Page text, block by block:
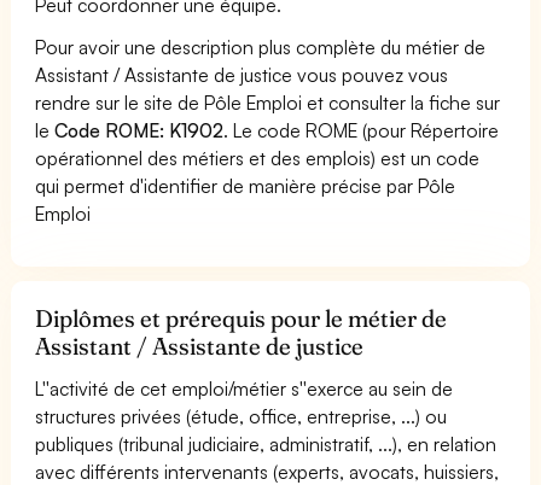
Pour avoir une description plus complète du métier de
Assistant / Assistante de justice vous pouvez vous
rendre sur le site de Pôle Emploi et consulter la fiche sur
leCode ROME: K1902. Le code ROME (pour Répertoire
opérationnel des métiers et des emplois) est un code
qui permet d'identifier de manière précise par Pôle
Emploi
Diplômes et prérequis pour le métier de
Assistant / Assistante de justice
L''activité de cet emploi/métier s''exerce au sein de
structures privées (étude, office, entreprise, ...) ou
publiques (tribunal judiciaire, administratif, ...), en relation
avec différents intervenants (experts, avocats, huissiers,